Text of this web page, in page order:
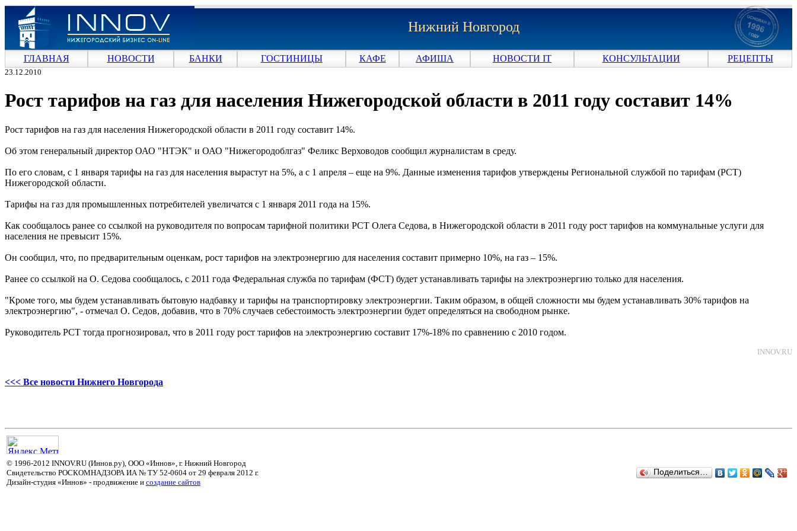
Нижний Новгород
ГЛАВНАЯ НОВОСТИ БАНКИ ГОСТИНИЦЫ КАФЕ АФИША НОВОСТИ IT КОНСУЛЬТАЦИИ РЕЦЕПТЫ
23.12.2010
Рост тарифов на газ для населения Нижегородской области в 2011 году составит 14%
Рост тарифов на газ для населения Нижегородской области в 2011 году составит 14%.
Об этом генеральный директор ОАО "НТЭК" и ОАО "Нижегородоблгаз" Феликс Верховодов сообщил журналистам в среду.
По его словам, с 1 января тарифы на газ для населения вырастут на 5%, а с 1 апреля – еще на 9%. Данные изменения тарифов утверждены Региональной службой по тарифам (РСТ)
Нижегородской области.
Тарифы на газ для промышленных потребителей увеличатся с 1 января 2011 года на 15%.
Как сообщалось ранее со ссылкой на руководителя по вопросам тарифной политики РСТ Олега Седова, в Нижегородской области в 2011 году рост тарифов на коммунальные услуги для
населения не превысит 15%.
Он сообщил, что, по предварительным оценкам, рост тарифов на электроэнергию для населения составит примерно 10%, на газ – 15%.
Ранее со ссылкой на О. Седова сообщалось, с 2011 года Федеральная служба по тарифам (ФСТ) будет устанавливать тарифы на электроэнергию только для населения.
"Кроме того, мы будем устанавливать бытовую надбавку и тарифы на транспортировку электроэнергии. Таким образом, в общей сложности мы будем устанавливать 30% тарифов на
электроэнергию", - отмечал О. Седов, добавив, что в 70% случаев себестоимость электроэнергии будет определяться на свободном рынке.
Руководитель РСТ тогда прогнозировал, что в 2011 году рост тарифов на электроэнергию составит 17%-18% по сравнению с 2010 годом.
INNOV.RU
<<< Все новости Нижнего Новгорода
© 1996-2012 INNOV.RU (Иннов.ру), ООО «Иннов», г. Нижний Новгород
Свидетельство РОСКОМНАДЗОРА ИА № ТУ 52-0604 от 29 февраля 2012 г.
Дизайн-студия «Иннов» - продвижение и cоздание сайтов
Поделиться…